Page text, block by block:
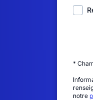
*
notre